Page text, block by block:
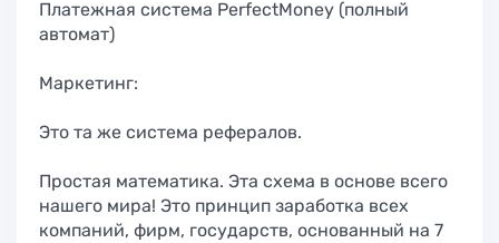
Платежная система PerfectMoney (полный
автомат)
Маркетинг:
Это та же система рефералов.
Простая математика. Эта схема в основе всего
нашего мира! Это принцип заработка всех
компаний, фирм, государств, основанный на 7